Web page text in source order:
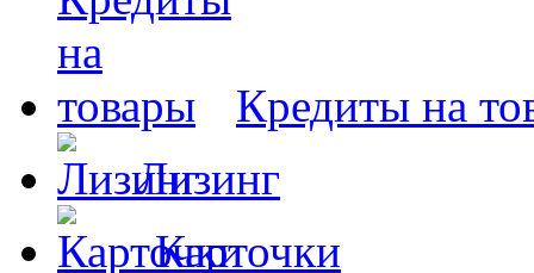
Кредиты на
Лизинг
Карточки